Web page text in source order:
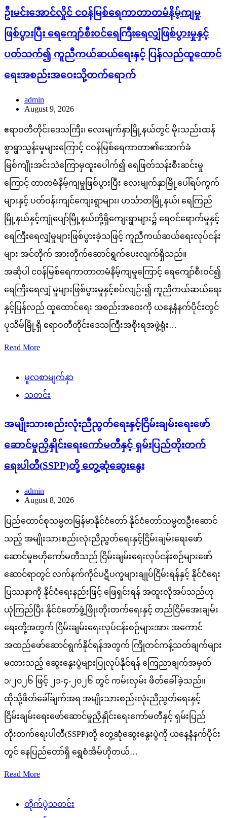
ဦးမင်းအောင်လှိုင် ငဝန်မြစ်ရေကာတာတမံနိမ့်ကျမှု
ဖြစ်ပွားပြီး ရေကျော်စီးဝင်ရေကြီးရေလျှံဖြစ်ပွားမှုနှင့်
ပတ်သက်၍ ကူညီကယ်ဆယ်ရေးနှင့် ပြန်လည်ထူထောင်
ရေးအစည်းအဝေးသို့တက်ရောက်
admin
August 9, 2026
ဧရာဝတီတိုင်းဒေသကြီး၊ လေးမျက်နှာမြို့နယ်တွင် မိုးသည်းထန်
စွာရွာသွန်းမှုများကြောင့် ငဝန်မြစ်ရေကာတာ၏အောက်ခံ
မြစ်ကျိုးအင်းသဲကြောမှထူးပေါက်၍ ရေဖြတ်သန်းစီးဆင်းမှု
ကြောင့် တာတမံနိမ့်ကျမှုဖြစ်ပွားပြီး လေးမျက်နှာမြို့ပေါ်ရပ်ကွက်
များနှင့် ပတ်ဝန်းကျင်ကျေးရွာများ၊ ဟင်္သာတမြို့နယ်၊ ရေကြည်
မြို့နယ်နှင့်ကျုံပျော်မြို့နယ်တို့ရှိကျေးရွာများ၌ ရေဝင်ရောက်မှုနှင့်
ရေကြီးရေလျှံမှုများဖြစ်ပွားခဲ့သဖြင့် ကူညီကယ်ဆယ်ရေးလုပ်ငန်း
များ အင်တိုက် အားတိုက်ဆောင်ရွက်ပေးလျက်ရှိသည်။
အဆိုပါ ငဝန်မြစ်ရေကာတာတမံနိမ့်ကျမှုကြောင့် ရေကျော်စီးဝင်၍
ရေကြီးရေလျှံ မှုများဖြစ်ပွားမှုနှင့်စပ်လျဉ်း၍ ကူညီကယ်ဆယ်ရေး
နှင့်ပြန်လည် ထူထောင်ရေး အစည်းအဝေးကို ယနေ့နံနက်ပိုင်းတွင်
ပုသိမ်မြို့ရှိ ဧရာဝတီတိုင်းဒေသကြီးအစိုးရအဖွဲ့ရုံး…
Read More
မူလစာမျက်နှာ
သတင်း
အမျိုးသားစည်းလုံးညီညွတ်ရေးနှင့်ငြိမ်းချမ်းရေးဖော်
ဆောင်မှုညှိနှိုင်းရေးကော်မတီနှင့် ရှမ်းပြည်တိုးတက်
ရေးပါတီ(SSPP)တို့ တွေ့ဆုံဆွေးနွေး
admin
August 8, 2026
ပြည်ထောင်စုသမ္မတမြန်မာနိုင်ငံတော် နိုင်ငံတော်သမ္မတဦးဆောင်
သည့် အမျိုးသားစည်းလုံးညီညွတ်ရေးနှင့်ငြိမ်းချမ်းရေးဖော်
ဆောင်မှုဗဟိုကော်မတီသည် ငြိမ်းချမ်းရေးလုပ်ငန်းစဉ်များဖော်
ဆောင်ရာတွင် လက်နက်ကိုင်ပဋိပက္ခများချုပ်ငြိမ်းရန်နှင့် နိုင်ငံရေး
ပြဿနာကို နိုင်ငံရေးနည်းဖြင့် ဖြေရှင်းရန် အထူးလိုအပ်သည်ဟု
ယုံကြည်ပြီး နိုင်ငံတော်ဖွံ့ဖြိုးတိုးတက်ရေးနှင့် တည်ငြိမ်အေးချမ်း
ရေးတို့အတွက် ငြိမ်းချမ်းရေးလုပ်ငန်းစဉ်များအား အကောင်
အထည်ဖော်ဆောင်ရွက်နိုင်ရန်အတွက် ကြိုတင်ကန့်သတ်ချက်များ
မထားသည့် ဆွေးနွေးပွဲများပြုလုပ်နိုင်ရန် ကြေညာချက်အမှတ်
၁/၂၀၂၆ ဖြင့် ၂၁-၄-၂၀၂၆ တွင် ကမ်းလှမ်း ဖိတ်ခေါ်ခဲ့သည်။
ထိုသို့ဖိတ်ခေါ်ချက်အရ အမျိုးသားစည်းလုံးညီညွတ်ရေးနှင့်
ငြိမ်းချမ်းရေးဖော်ဆောင်မှုညှိနှိုင်းရေးကော်မတီနှင့် ရှမ်းပြည်
တိုးတက်ရေးပါတီ(SSPP)တို့ တွေ့ဆုံဆွေးနွေးပွဲကို ယနေ့နံနက်ပိုင်း
တွင် နေပြည်တော်ရှိ ရွှေစံအိမ်ဟိုတယ်…
Read More
တိုက်ပွဲသတင်း